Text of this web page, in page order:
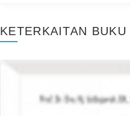
KETERKAITAN BUKU